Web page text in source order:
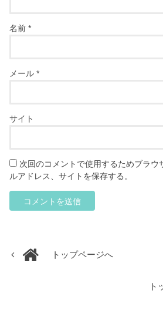
名前*
メール*
サイト
次回のコメントで使用するためブラウ
ルアドレス、サイトを保存する。
トップページへ
ト